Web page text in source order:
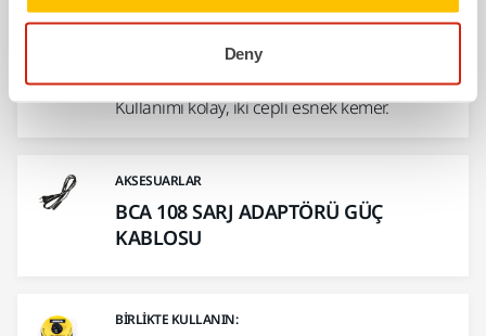
Deny
Kullanımı kolay, iki cepli esnek kemer.
AKSESUARLAR
BCA 108 SARJ ADAPTÖRÜ GÜÇ
KABLOSU
BIRLIKTE KULLANIN: